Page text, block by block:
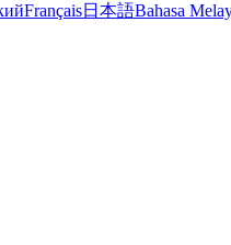
Français日本語Bahasa